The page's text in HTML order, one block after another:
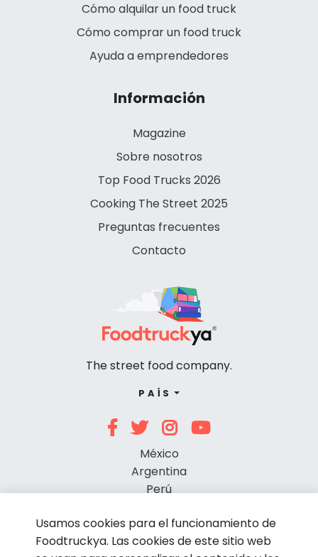
Cómo alquilar un food truck
Cómo comprar un food truck
Ayuda a emprendedores
Información
Magazine
Sobre nosotros
Top Food Trucks 2026
Cooking The Street 2025
Preguntas frecuentes
Contacto
The street food company.
PAÍS
México
Argentina
Perú
Usamos cookies para el funcionamiento de
Foodtruckya. Las cookies de este sitio web